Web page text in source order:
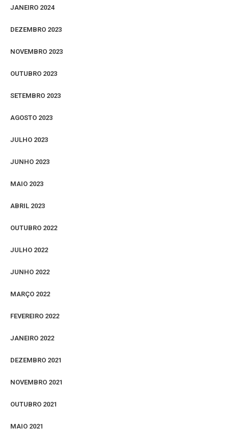
JANEIRO 2024
DEZEMBRO 2023
NOVEMBRO 2023
OUTUBRO 2023
SETEMBRO 2023
AGOSTO 2023
JULHO 2023
JUNHO 2023
MAIO 2023
ABRIL 2023
OUTUBRO 2022
JULHO 2022
JUNHO 2022
MARÇO 2022
FEVEREIRO 2022
JANEIRO 2022
DEZEMBRO 2021
NOVEMBRO 2021
OUTUBRO 2021
MAIO 2021